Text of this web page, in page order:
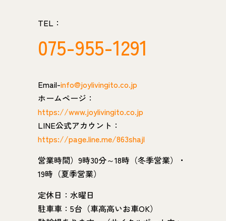
TEL：
075-955-1291
Email-info@joylivingito.co.jp
ホームページ：
https://www.joylivingito.co.jp
LINE公式アカウント：
https://page.line.me/863shajl
営業時間）9時30分～18時（冬季営業）・
19時（夏季営業）
定休日：水曜日
駐車車：5台（車高高いお車OK）